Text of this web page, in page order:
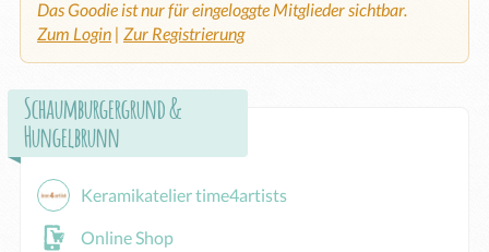
Das Goodie ist nur für eingeloggte Mitglieder sichtbar.
Zum Login | Zur Registrierung
Schaumburgergrund &
Hungelbrunn
Keramikatelier time4artists
Online Shop